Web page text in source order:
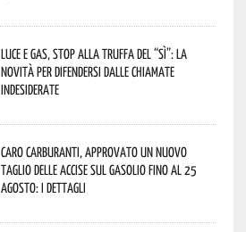
Luce e gas, stop alla truffa del “Sì”: la
novità per difendersi dalle chiamate
indesiderate
Caro carburanti, approvato un nuovo
taglio delle accise sul gasolio fino al 25
agosto: i dettagli